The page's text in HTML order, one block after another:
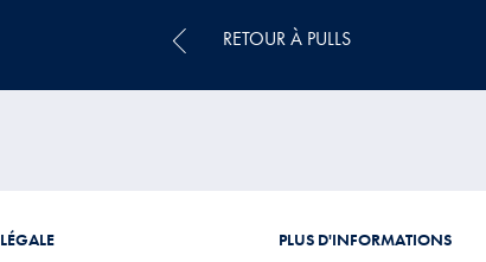
RETOUR À PULLS
LÉGALE
PLUS D'INFORMATIONS